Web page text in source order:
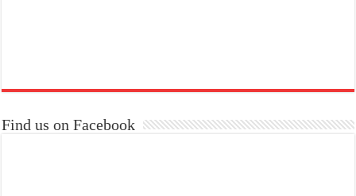
Find us on Facebook